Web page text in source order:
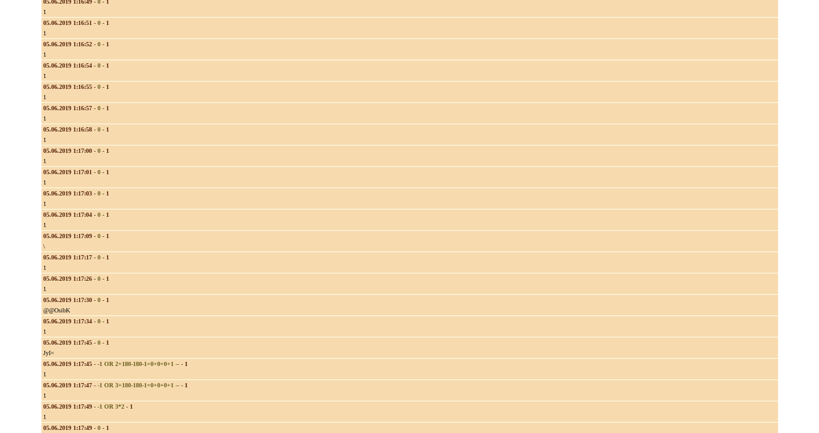
05.06.2019 1:16:49- 0- 1
1
05.06.2019 1:16:51 - 0- 1
1
05.06.2019 1:16:52- 0- 1
1
05.06.2019 1:16:54- 0- 1
1
05.06.2019 1:16:55- 0- 1
1
05.06.2019 1:16:57- 0- 1
1
05.06.2019 1:16:58- 0- 1
1
05.06.2019 1:17:00- 0- 1
1
05.06.2019 1:17:01 - 0- 1
1
05.06.2019 1:17:03- 0- 1
1
05.06.2019 1:17:04- 0- 1
1
05.06.2019 1:17:09- 0- 1
\
05.06.2019 1:17:17- 0- 1
1
05.06.2019 1:17:26- 0- 1
1
05.06.2019 1:17:30- 0- 1
@@OsibK
05.06.2019 1:17:34- 0- 1
1
05.06.2019 1:17:45- 0- 1
JyI=
05.06.2019 1:17:45- -1 OR 2+180-180-1=0+0+0+1 --- 1
1
05.06.2019 1:17:47- -1 OR 3+180-180-1=0+0+0+1 --- 1
1
05.06.2019 1:17:49- -1 OR 3*2- 1
1
05.06.2019 1:17:49- 0- 1